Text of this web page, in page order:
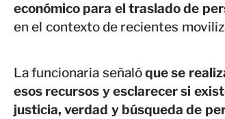
económico para el traslado de
en el contexto de recientes
La funcionaria señalóque se
esos recursos y esclarecer si
justicia, verdad y búsqueda de